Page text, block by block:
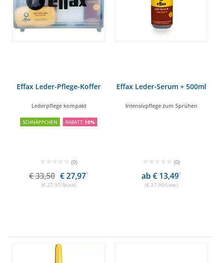
Effax Leder-Pflege-Koffer
Lederpflege kompakt
SCHNÄPPCHEN RABATT 16%
(0)
€ 33,50 € 27,971
(€ 27,97/Stück)
Effax Leder-Serum + 500ml
Intensivpflege zum Sprühen
(0)
ab € 13,491
(€ 27,90/Liter)